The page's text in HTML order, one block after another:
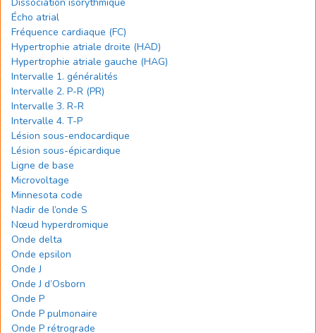
Écho atrial
Fréquence cardiaque (FC)
Hypertrophie atriale droite (HAD)
Hypertrophie atriale gauche (HAG)
Intervalle 1. généralités
Intervalle 2. P-R (PR)
Intervalle 3. R-R
Intervalle 4. T-P
Lésion sous-endocardique
Lésion sous-épicardique
Ligne de base
Microvoltage
Minnesota code
Nadir de l’onde S
Nœud hyperdromique
Onde delta
Onde epsilon
Onde J
Onde J d’Osborn
Onde P
Onde P pulmonaire
Onde P rétrograde